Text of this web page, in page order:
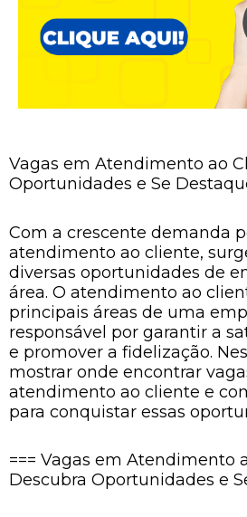
Vagas em Atendimento ao
Oportunidades e Se
Com a crescente demanda
atendimento ao cliente,
diversas oportunidades de
área. O atendimento ao
principais áreas de uma
responsável por garantir a
e promover a fidelização.
mostrar onde encontrar
atendimento ao cliente e
para conquistar essas
=== Vagas em Atendimento
Descubra Oportunidades e